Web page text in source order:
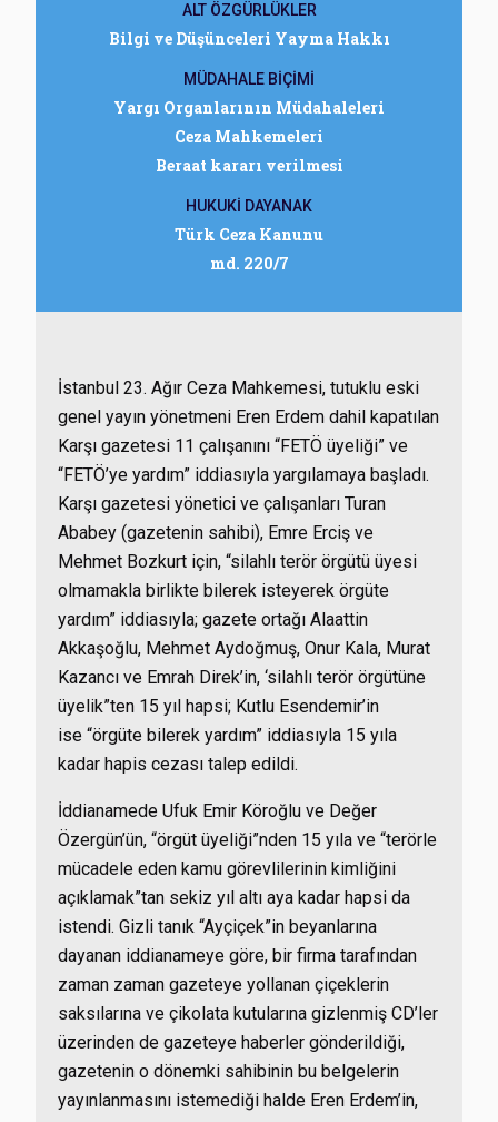
ALT ÖZGÜRLÜKLER
Bilgi ve Düşünceleri Yayma Hakkı
MÜDAHALE BİÇİMİ
Yargı Organlarının Müdahaleleri
Ceza Mahkemeleri
Beraat kararı verilmesi
HUKUKİ DAYANAK
Türk Ceza Kanunu
md. 220/7
İstanbul 23. Ağır Ceza Mahkemesi, tutuklu eski
genel yayın yönetmeni Eren Erdem dahil kapatılan
Karşı gazetesi 11 çalışanını “FETÖ üyeliği” ve
“FETÖ’ye yardım” iddiasıyla yargılamaya başladı.
Karşı gazetesi yönetici ve çalışanları Turan
Ababey (gazetenin sahibi), Emre Erciş ve
Mehmet Bozkurt için, “silahlı terör örgütü üyesi
olmamakla birlikte bilerek isteyerek örgüte
yardım” iddiasıyla; gazete ortağı Alaattin
Akkaşoğlu, Mehmet Aydoğmuş, Onur Kala, Murat
Kazancı ve Emrah Direk’in, ‘silahlı terör örgütüne
üyelik”ten 15 yıl hapsi; Kutlu Esendemir’in
ise “örgüte bilerek yardım” iddiasıyla 15 yıla
kadar hapis cezası talep edildi.
İddianamede Ufuk Emir Köroğlu ve Değer
Özergün’ün, “örgüt üyeliği”nden 15 yıla ve “terörle
mücadele eden kamu görevlilerinin kimliğini
açıklamak”tan sekiz yıl altı aya kadar hapsi da
istendi. Gizli tanık “Ayçiçek”in beyanlarına
dayanan iddianameye göre, bir firma tarafından
zaman zaman gazeteye yollanan çiçeklerin
saksılarına ve çikolata kutularına gizlenmiş CD’ler
üzerinden de gazeteye haberler gönderildiği,
gazetenin o dönemki sahibinin bu belgelerin
yayınlanmasını istemediği halde Eren Erdem’in,